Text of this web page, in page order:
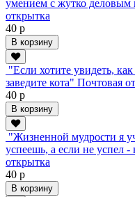
умением с жутко деловым
открытка
40 р
В корзину
"Если хотите увидеть,
заведите кота" Почтовая
40 р
В корзину
"Жизненной мудрости я
успеешь, а если не успел
открытка
40 р
В корзину